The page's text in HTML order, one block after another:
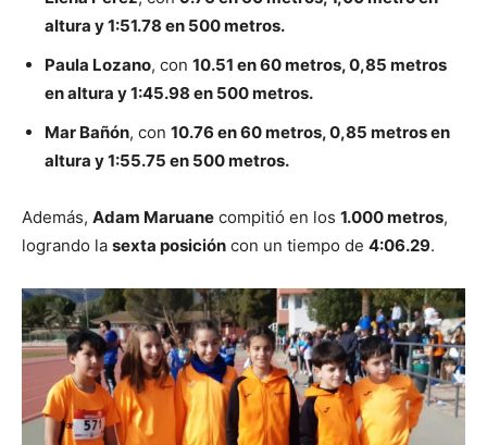
altura y 1:51.78 en 500 metros.
Paula Lozano, con 10.51 en 60 metros, 0,85 metros
en altura y 1:45.98 en 500 metros.
Mar Bañón, con 10.76 en 60 metros, 0,85 metros en
altura y 1:55.75 en 500 metros.
Además, Adam Maruane compitió en los 1.000 metros,
logrando la sexta posición con un tiempo de 4:06.29.